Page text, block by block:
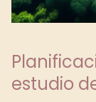
estudio